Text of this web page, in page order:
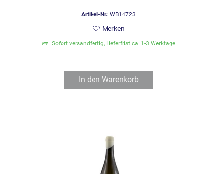
Artikel-Nr.: WB14723
Merken
Sofort versandfertig, Lieferfrist ca. 1-3 Werktage
In den Warenkorb